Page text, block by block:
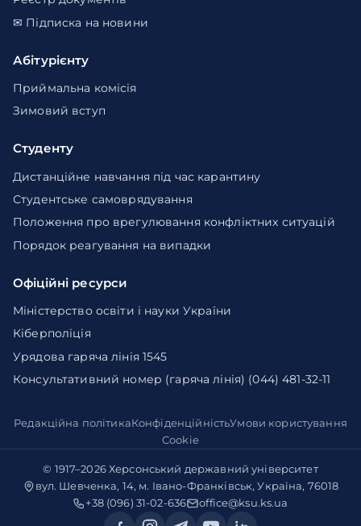
✉ Підписка на новини
Абітурієнту
Приймальна комісія
Зимовий вступ
Студенту
Дистанційне навчання під час карантину
Студентське самоврядування
Положення про врегулювання конфліктних ситуацій
Порядок реагування на випадки
Офіційні ресурси
Міністерство освіти і науки України
Кіберполіція
Урядова гаряча лінія 1545
Консультативний номер (гаряча лінія) (044) 481-32-11
Редакційна політикаКонфіденційністьУмови користування
Cookie
© 1917–2026Херсонський державний університет
вул. Шевченка, 14, м. Івано-Франківськ, Україна, 76018
+38 (096) 31-02-636
office@ksu.ks.ua